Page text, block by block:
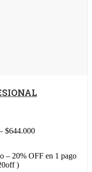
$644.000
– 20% OFF en 1 pago
)